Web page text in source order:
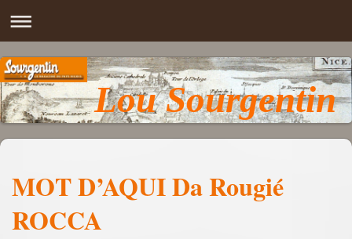
Lou Sourgentin
MOT D’AQUI Da Rougié
ROCCA